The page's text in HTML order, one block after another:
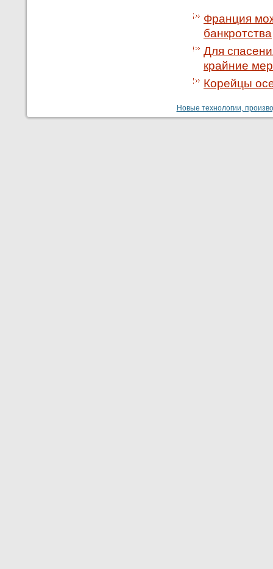
Франция
банкротства
Для
крайние
Корейцы
Новые технологии,